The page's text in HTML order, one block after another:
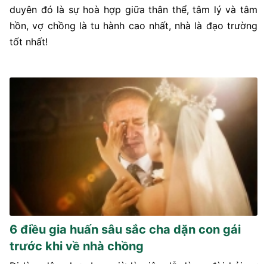
duyên đó là sự hoà hợp giữa thân thể, tâm lý và tâm
hồn, vợ chồng là tu hành cao nhất, nhà là đạo trường
tốt nhất!
6 điều gia huấn sâu sắc cha dặn con gái
trước khi về nhà chồng